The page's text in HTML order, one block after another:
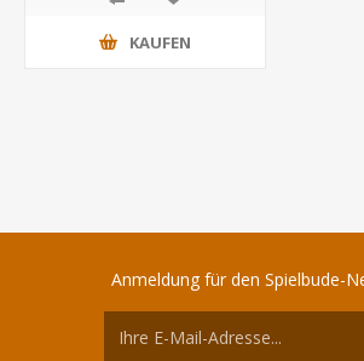
KAUFEN
Anmeldung für den Spielbude-